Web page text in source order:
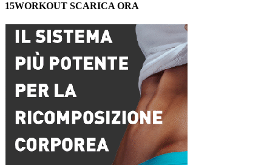
15WORKOUT SCARICA ORA